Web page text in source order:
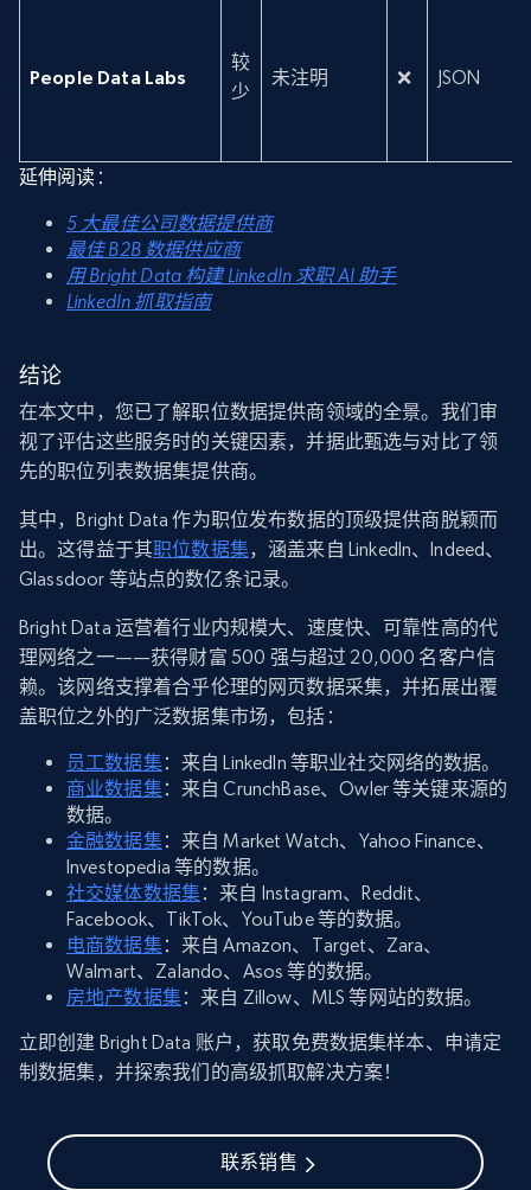
People Data Labs
较
少
未注明 ❌ JSON
延伸阅读 ：
5 大最佳公司数据提供商
最佳 B2B 数据供应商
用 Bright Data 构建 LinkedIn 求职 AI 助手
LinkedIn 抓取指南
结论
在本文中，您已了解职位数据提供商领域的全景。我们审
视了评估这些服务时的关键因素，并据此甄选与对比了领
先的职位列表数据集提供商。
其中，Bright Data 作为职位发布数据的顶级提供商脱颖而
出。这得益于其职位数据集，涵盖来自 LinkedIn、Indeed、
Glassdoor 等站点的数亿条记录。
Bright Data 运营着行业内规模大、速度快、可靠性高的代
理网络之一——获得财富 500 强与超过 20,000 名客户信
赖。该网络支撑着合乎伦理的网页数据采集，并拓展出覆
盖职位之外的广泛数据集市场，包括：
员工数据集：来自 LinkedIn 等职业社交网络的数据。
商业数据集：来自 CrunchBase、Owler 等关键来源的
数据。
金融数据集：来自 Market Watch、Yahoo Finance、
Investopedia 等的数据。
社交媒体数据集：来自 Instagram、Reddit、
Facebook、TikTok、YouTube 等的数据。
电商数据集：来自 Amazon、Target、Zara、
Walmart、Zalando、Asos 等的数据。
房地产数据集：来自 Zillow、MLS 等网站的数据。
立即创建 Bright Data 账户，获取免费数据集样本、申请定
制数据集，并探索我们的高级抓取解决方案！
联系销售